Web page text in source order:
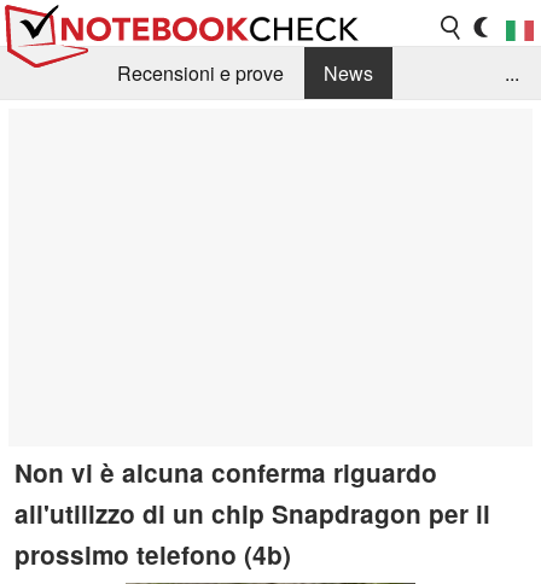
Recensioni e prove
News
...
Non vi è alcuna conferma riguardo
all'utilizzo di un chip Snapdragon per il
prossimo telefono (4b)